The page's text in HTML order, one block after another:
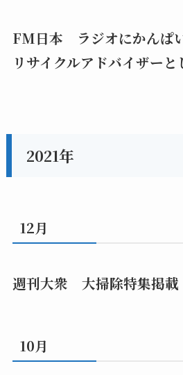
FM日本 ラジオにかんぱ
リサイクルアドバイザー
2021年
12月
週刊大衆 大掃除特集掲載
10月